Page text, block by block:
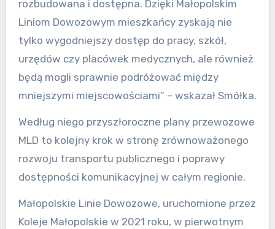
rozbudowana i dostępna. Dzięki Małopolskim
Liniom Dowozowym mieszkańcy zyskają nie
tylko wygodniejszy dostęp do pracy, szkół,
urzędów czy placówek medycznych, ale również
będą mogli sprawnie podróżować między
mniejszymi miejscowościami” – wskazał Smółka.
Według niego przyszłoroczne plany przewozowe
MLD to kolejny krok w stronę zrównoważonego
rozwoju transportu publicznego i poprawy
dostępności komunikacyjnej w całym regionie.
Małopolskie Linie Dowozowe, uruchomione przez
Koleje Małopolskie w 2021 roku, w pierwotnym